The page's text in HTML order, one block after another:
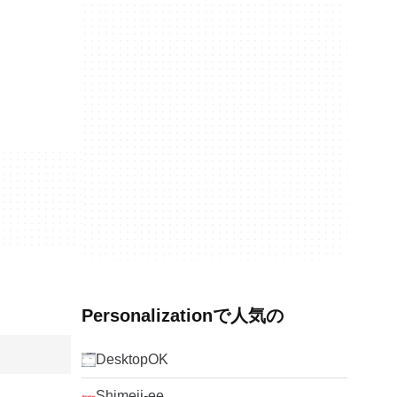
Personalizationで人気の
DesktopOK